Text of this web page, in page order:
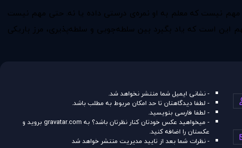
نیست که معلم به او نمره‌ی درستی داده یا نه. حتی مهم نیست
است که یاد بگیرد بین سلطه‌جویی و سلطه‌پذیری، مرز باریکی
- نشانی ایمیل شما منتشر نخواهد شد.
- لطفا دیدگاهتان تا حد امکان مربوط به مطلب باشد.
- لطفا فارسی بنویسید.
- میخواهید عکس خودتان کنار نظرتان باشد؟ به gravatar.comبروید و
عکستان را اضافه کنید.
- نظرات شما بعد از تایید مدیریت منتشر خواهد شد